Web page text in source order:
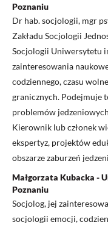
Poznaniu
Dr hab. socjologii, mgr
Zakładu Socjologii
Socjologii Uniwersytetu
zainteresowania
codziennego, czasu
granicznych. Podejmuje
problemów
Kierownik lub członek
ekspertyz, projektów
obszarze zaburzeń
Małgorzata Kubacka -
Poznaniu
Socjolog, jej
socjologii emocji,